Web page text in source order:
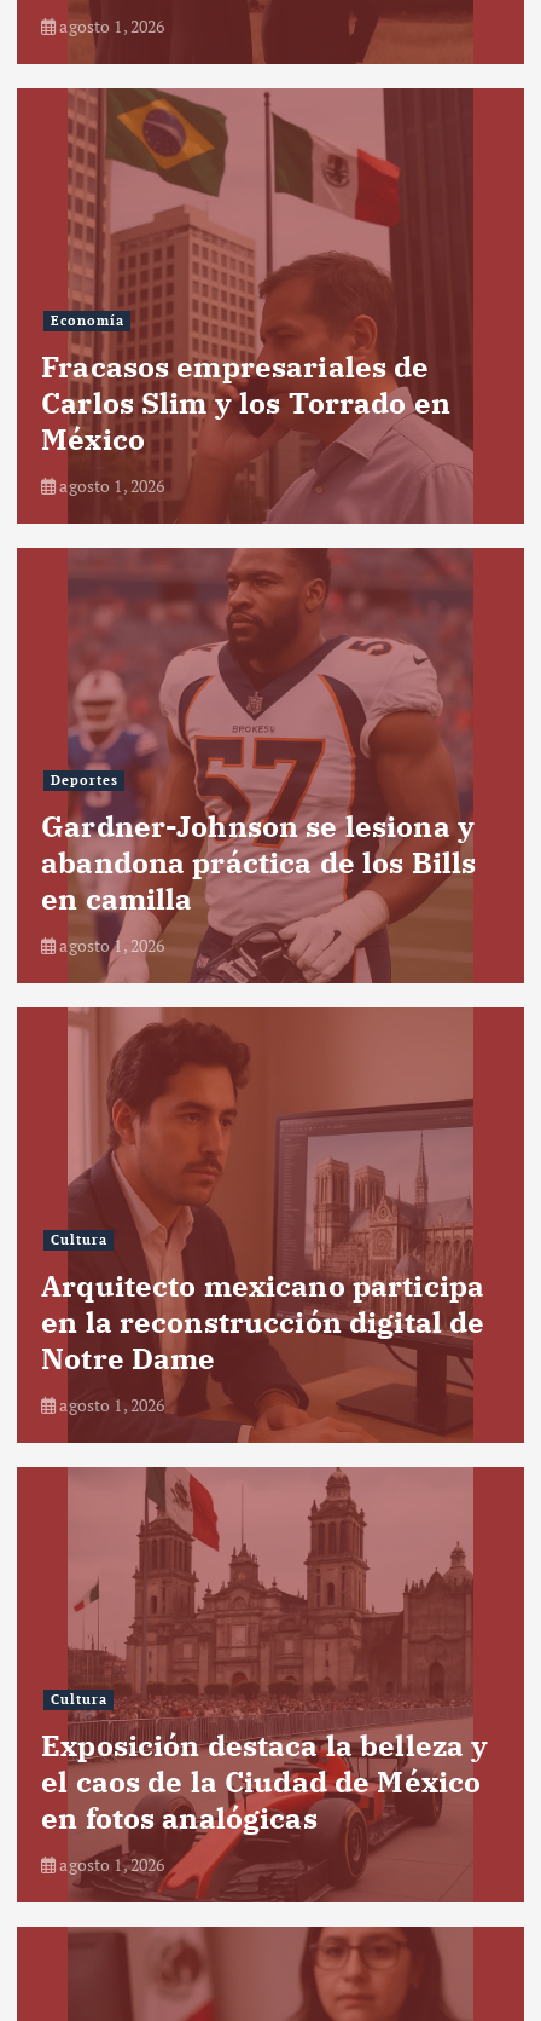
agosto 1, 2026
Economía
Fracasos empresariales de
Carlos Slim y los Torrado en
México
agosto 1, 2026
Deportes
Gardner-Johnson se lesiona y
abandona práctica de los Bills
en camilla
agosto 1, 2026
Cultura
Arquitecto mexicano participa
en la reconstrucción digital de
Notre Dame
agosto 1, 2026
Cultura
Exposición destaca la belleza y
el caos de la Ciudad de México
en fotos analógicas
agosto 1, 2026